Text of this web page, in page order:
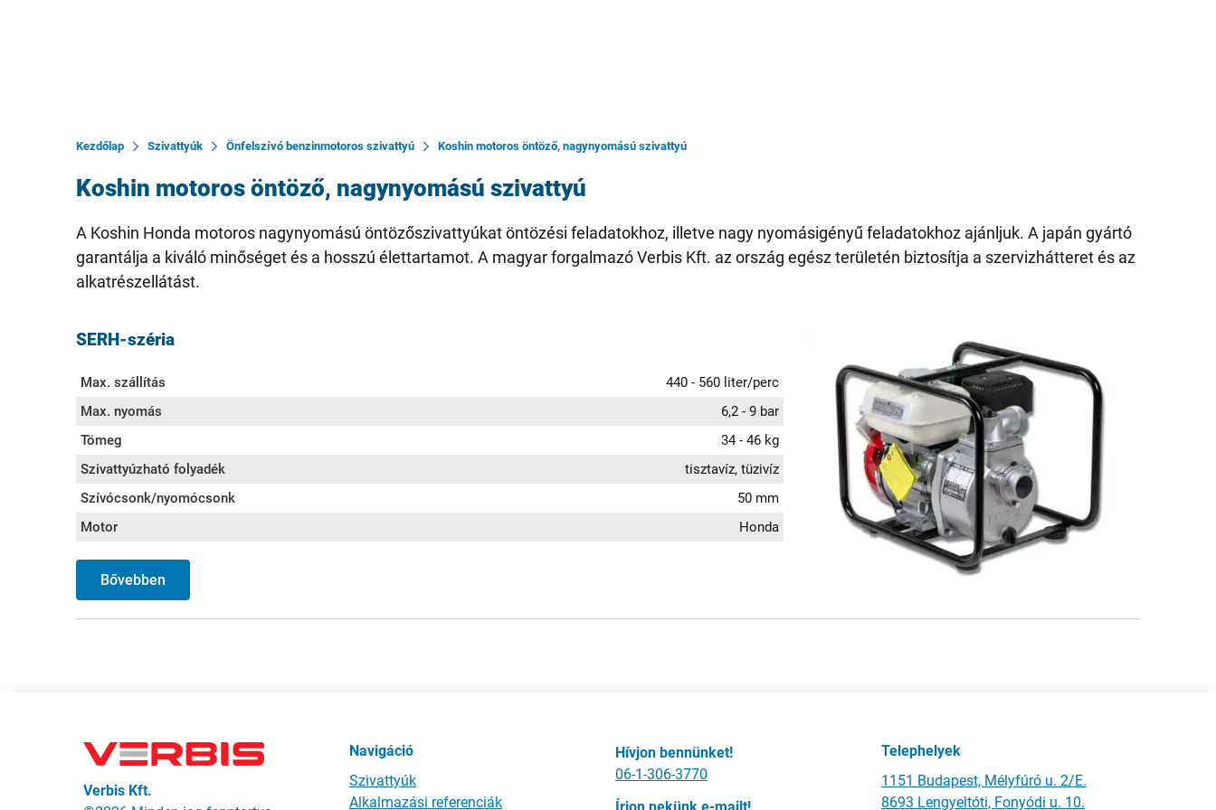
Kezdőlap Szivattyúk Önfelszívó benzinmotoros szivattyú Koshin motoros öntöző, nagynyomású szivattyú
Koshin motoros öntöző, nagynyomású szivattyú
A Koshin Honda motoros nagynyomású öntözőszivattyúkat öntözési feladatokhoz, illetve nagy nyomásigényű feladatokhoz ajánljuk. A japán gyártó
garantálja a kiváló minőséget és a hosszú élettartamot. A magyar forgalmazó Verbis Kft. az ország egész területén biztosítja a szervizhátteret és az
alkatrészellátást.
SERH-széria
Max. szállítás
440 - 560 liter/perc
Max. nyomás
6,2 - 9 bar
Tömeg
34 - 46 kg
Szivattyúzható folyadék
tisztavíz, tüzivíz
Szívócsonk/nyomócsonk
50 mm
Motor
Honda
Bővebben
Verbis Kft.
Navigáció
Szivattyúk
Alkalmazási referenciák
Hívjon bennünket!
06-1-306-3770
Telephelyek
1151 Budapest, Mélyfúró u. 2/E.
8693 Lengyeltóti, Fonyódi u. 10.